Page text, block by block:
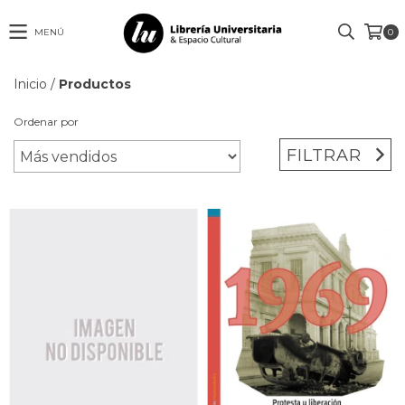
MENÚ 0
Inicio / Productos
Ordenar por
FILTRAR